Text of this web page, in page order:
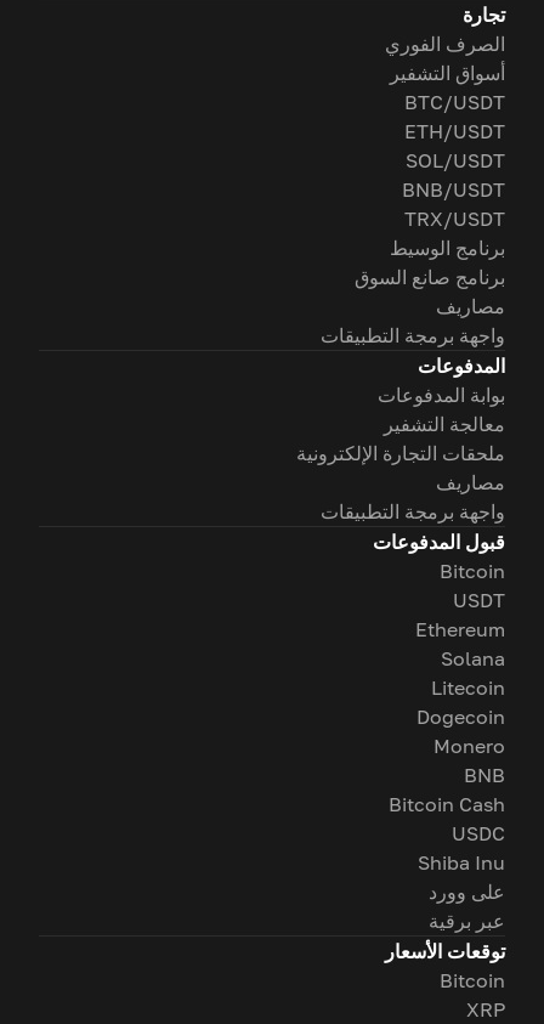
تجارة
الصرف الفوري
أسواق التشفير
BTC/USDT
ETH/USDT
SOL/USDT
BNB/USDT
TRX/USDT
برنامج الوسيط
برنامج صانع السوق
مصاريف
واجهة برمجة التطبيقات
المدفوعات
بوابة المدفوعات
معالجة التشفير
ملحقات التجارة الإلكترونية
مصاريف
واجهة برمجة التطبيقات
قبول المدفوعات
Bitcoin
USDT
Ethereum
Solana
Litecoin
Dogecoin
Monero
BNB
Bitcoin Cash
USDC
Shiba Inu
على وورد
عبر برقية
توقعات الأسعار
Bitcoin
XRP